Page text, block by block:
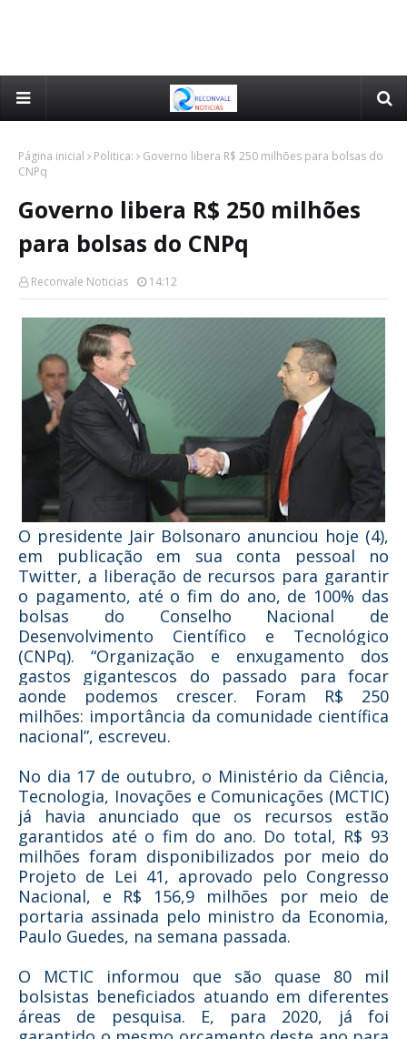
Página inicial Politica:
Governo libera R$ 250 milhões para bolsas do
CNPq
Governo libera R$ 250 milhões
para bolsas do CNPq
Reconvale Noticias 14:12
O presidente Jair Bolsonaro anunciou hoje (4),
em publicação em sua conta pessoal no
Twitter, a liberação de recursos para garantir
o pagamento, até o fim do ano, de 100% das
bolsas do Conselho Nacional de
Desenvolvimento Científico e Tecnológico
(CNPq). “Organização e enxugamento dos
gastos gigantescos do passado para focar
aonde podemos crescer. Foram R$ 250
milhões: importância da comunidade científica
nacional”, escreveu.
No dia 17 de outubro, o Ministério da Ciência,
Tecnologia, Inovações e Comunicações (MCTIC)
já havia anunciado que os recursos estão
garantidos até o fim do ano. Do total, R$ 93
milhões foram disponibilizados por meio do
Projeto de Lei 41, aprovado pelo Congresso
Nacional, e R$ 156,9 milhões por meio de
portaria assinada pelo ministro da Economia,
Paulo Guedes, na semana passada.
O MCTIC informou que são quase 80 mil
bolsistas beneficiados atuando em diferentes
áreas de pesquisa. E, para 2020, já foi